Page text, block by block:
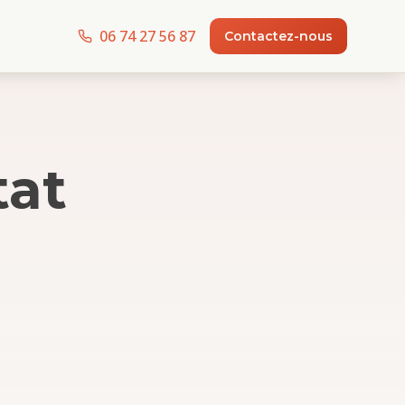
06 74 27 56 87 Contactez-nous